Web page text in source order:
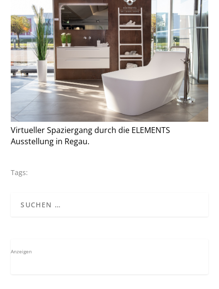
Virtueller Spaziergang durch die ELEMENTS
Ausstellung in Regau.
Tags:
Anzeigen